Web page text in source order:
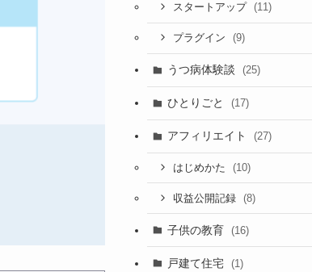
スタートアップ (11)
プラグイン (9)
うつ病体験談 (25)
ひとりごと (17)
アフィリエイト (27)
はじめかた (10)
収益公開記録 (8)
子供の教育 (16)
戸建て住宅 (1)